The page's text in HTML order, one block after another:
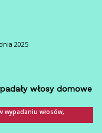
2025
włosy domowe
wypadaniu włosów,